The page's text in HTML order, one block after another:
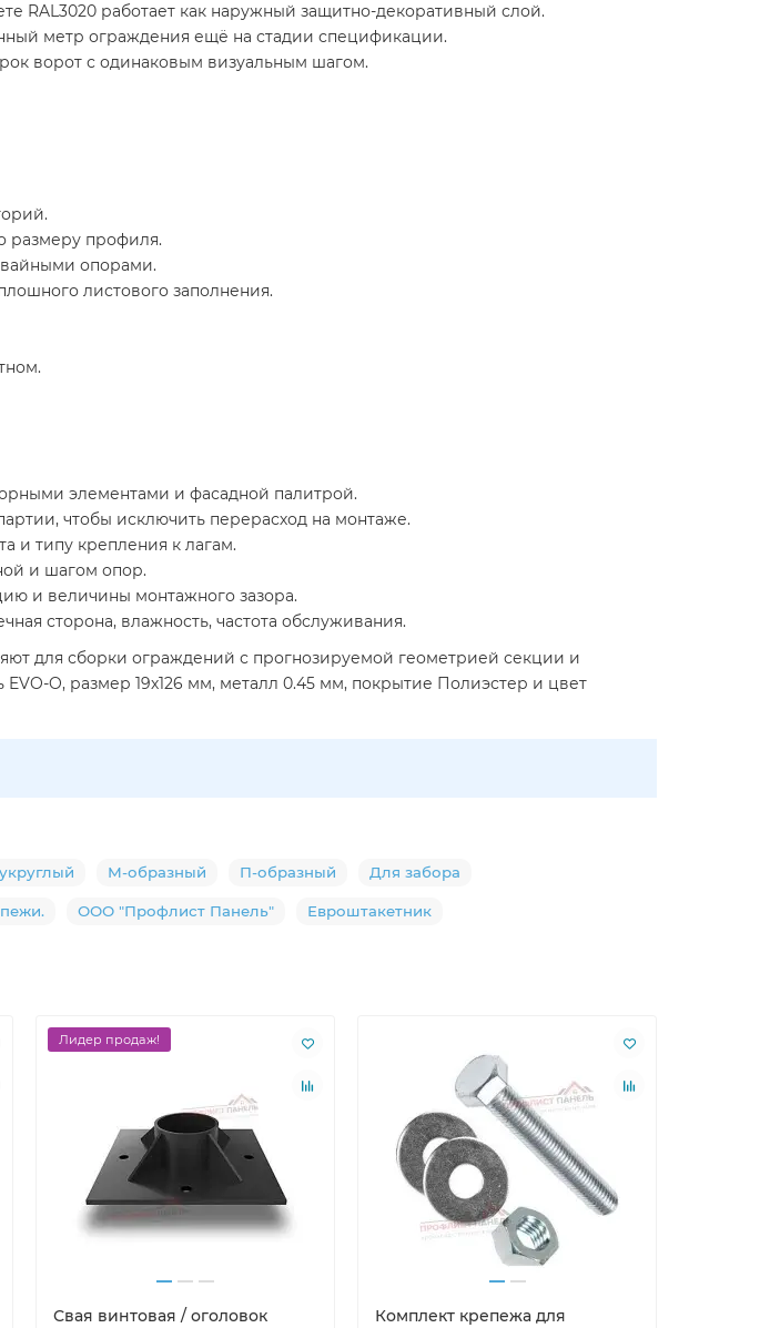
RAL3020 работает как наружный защитно-декоративный слой.
метр ограждения ещё на стадии спецификации.
ворот с одинаковым визуальным шагом.
размеру профиля.
опорами.
листового заполнения.
элементами и фасадной палитрой.
чтобы исключить перерасход на монтаже.
и типу крепления к лагам.
и шагом опор.
и величины монтажного зазора.
сторона, влажность, частота обслуживания.
для сборки ограждений с прогнозируемой геометрией секции и
O, размер 19х126 мм, металл 0.45 мм, покрытие Полиэстер и цвет
М-образный П-образный Для забора
ООО "Профлист Панель" Евроштакетник
Лидер продаж!
Свая винтовая / оголовок
Комплект крепежа для